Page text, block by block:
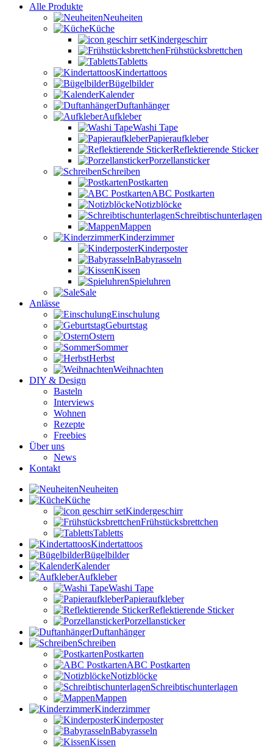
Alle Produkte
Neuheiten
Küche
Kindergeschirr
Frühstücksbrettchen
Tabletts
Kindertattoos
Bügelbilder
Kalender
Duftanhänger
Aufkleber
Washi Tape
Papieraufkleber
Reflektierende Sticker
Porzellansticker
Schreiben
Postkarten
ABC Postkarten
Notizblöcke
Schreibtischunterlagen
Mappen
Kinderzimmer
Kinderposter
Babyrasseln
Kissen
Spieluhren
Sale
Anlässe
Einschulung
Geburtstag
Ostern
Sommer
Herbst
Weihnachten
DIY & Design
Basteln
Interviews
Wohnen
Rezepte
Freebies
Über uns
News
Kontakt
Neuheiten
Küche
Kindergeschirr
Frühstücksbrettchen
Tabletts
Kindertattoos
Bügelbilder
Kalender
Aufkleber
Washi Tape
Papieraufkleber
Reflektierende Sticker
Porzellansticker
Duftanhänger
Schreiben
Postkarten
ABC Postkarten
Notizblöcke
Schreibtischunterlagen
Mappen
Kinderzimmer
Kinderposter
Babyrasseln
Kissen